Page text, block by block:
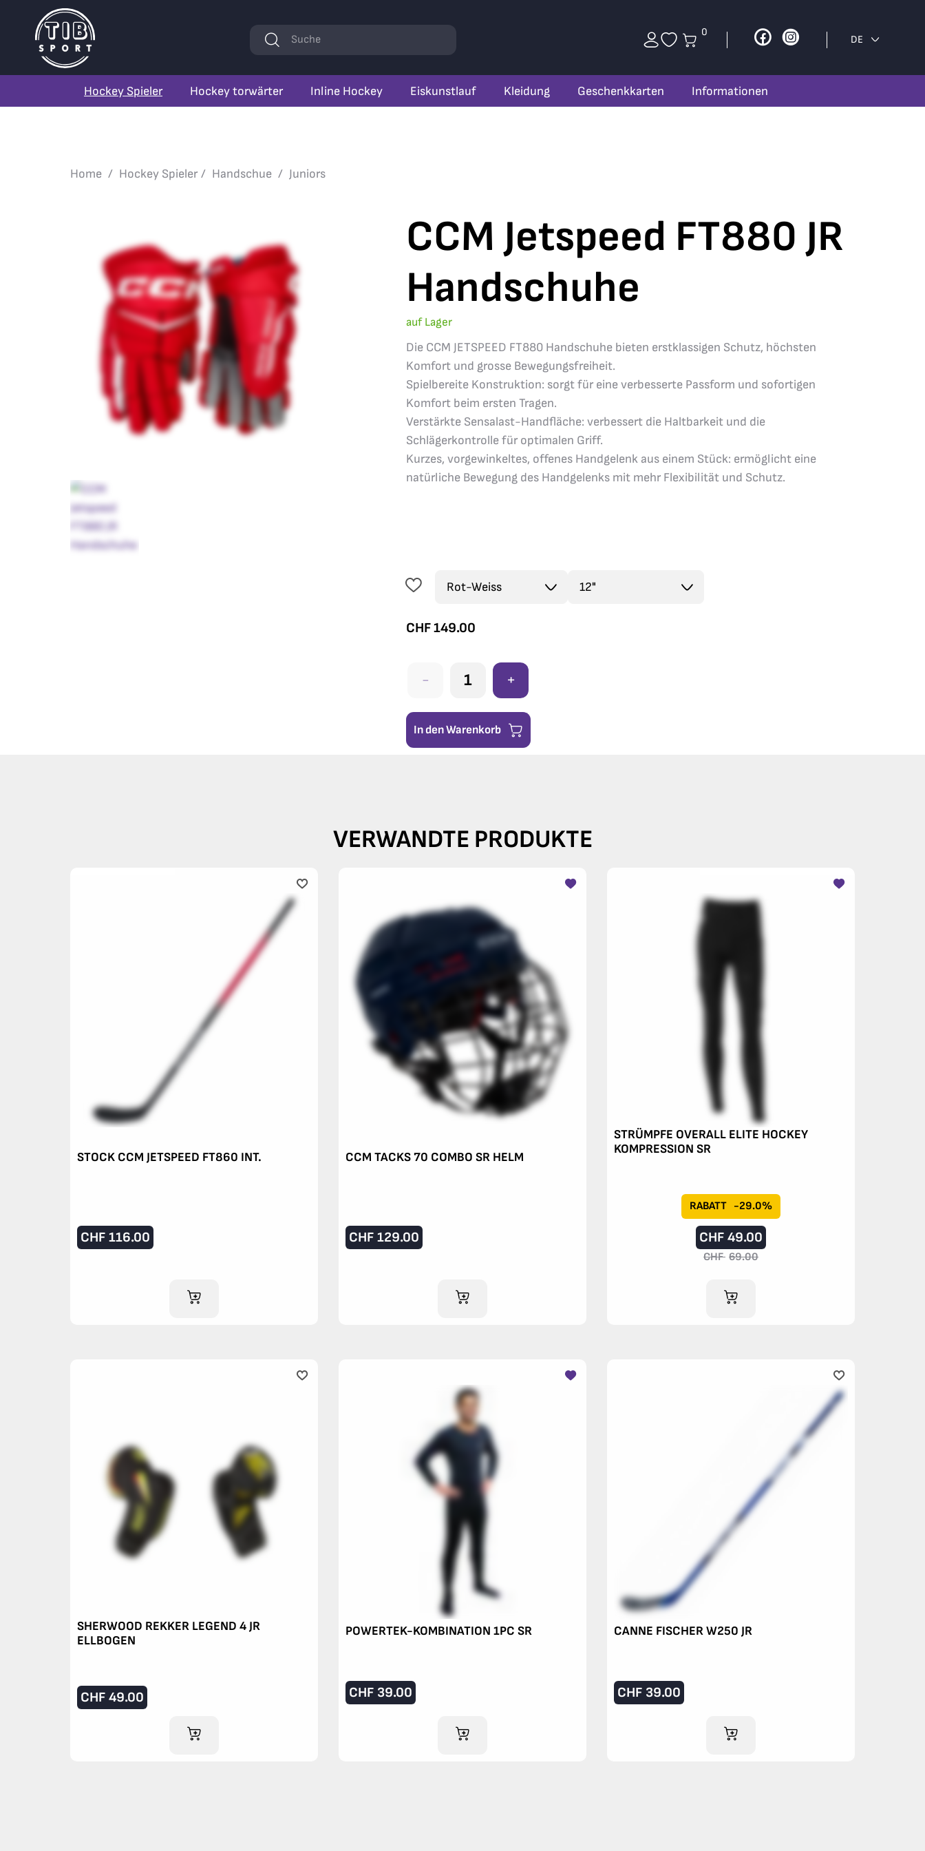
Hockey Spieler Hockey torwärter Inline Hockey Eiskunstlauf Kleidung Geschenkkarten Informationen
0 Facebook
Instagram
DE
Stichwörter
Suchen
Home Hockey Spieler Handschue Juniors
CCM Jetspeed FT880 JR
Handschuhe
auf Lager
Die CCM JETSPEED FT880 Handschuhe bieten erstklassigen Schutz, höchsten
Komfort und grosse Bewegungsfreiheit.
Spielbereite Konstruktion: sorgt für eine verbesserte Passform und sofortigen
Komfort beim ersten Tragen.
Verstärkte Sensalast-Handfläche: verbessert die Haltbarkeit und die
Schlägerkontrolle für optimalen Griff.
Kurzes, vorgewinkeltes, offenes Handgelenk aus einem Stück: ermöglicht eine
natürliche Bewegung des Handgelenks mit mehr Flexibilität und Schutz.
CHF149.00
- +
In den Warenkorb
VERWANDTE PRODUKTE
STOCK CCM JETSPEED FT860 INT.
CHF 116.00
IM WARENKORB
CCM TACKS 70 COMBO SR HELM
CHF 129.00
IM WARENKORB
STRÜMPFE OVERALL ELITE HOCKEY
KOMPRESSION SR
RABATT -29.0%
CHF 49.00
CHF 69.00
IM WARENKORB
SHERWOOD REKKER LEGEND 4 JR
ELLBOGEN
CHF 49.00
IM WARENKORB
POWERTEK-KOMBINATION 1PC SR
CHF 39.00
IM WARENKORB
CANNE FISCHER W250 JR
CHF 39.00
IM WARENKORB